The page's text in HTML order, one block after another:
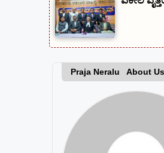
Praja Neralu About Us